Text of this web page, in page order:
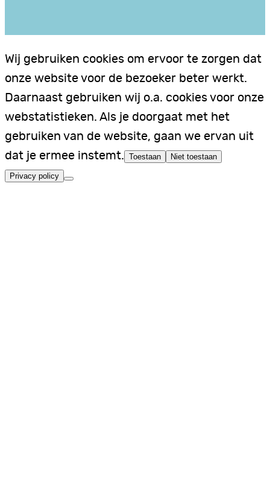
Wij gebruiken cookies om ervoor te zorgen dat
onze website voor de bezoeker beter werkt.
Daarnaast gebruiken wij o.a. cookies voor onze
webstatistieken. Als je doorgaat met het
gebruiken van de website, gaan we ervan uit
dat je ermee instemt. Toestaan Niet toestaan
Privacy policy